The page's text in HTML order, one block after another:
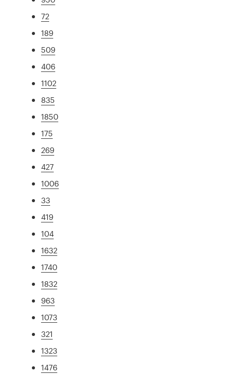
72
189
509
406
1102
835
1850
175
269
427
1006
33
419
104
1632
1740
1832
963
1073
321
1323
1476